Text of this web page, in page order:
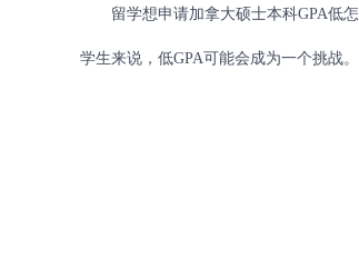
留学想申请加拿大硕士本科GPA低怎
学生来说，低GPA可能会成为一个挑战